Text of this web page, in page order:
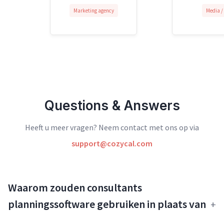
Marketing agency Media
Questions & Answers
Heeft u meer vragen? Neem contact met ons op via
support@cozycal.com
Waarom zouden consultants
planningssoftware gebruiken in plaats van